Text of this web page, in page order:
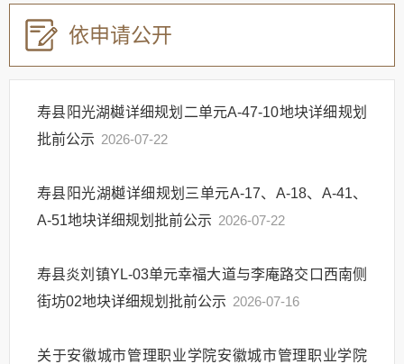
依申请公开
寿县阳光湖樾详细规划二单元A-47-10地块详细规划
批前公示 2026-07-22
寿县阳光湖樾详细规划三单元A-17、A-18、A-41、
A-51地块详细规划批前公示 2026-07-22
寿县炎刘镇YL-03单元幸福大道与李庵路交口西南侧
街坊02地块详细规划批前公示 2026-07-16
关于安徽城市管理职业学院安徽城市管理职业学院